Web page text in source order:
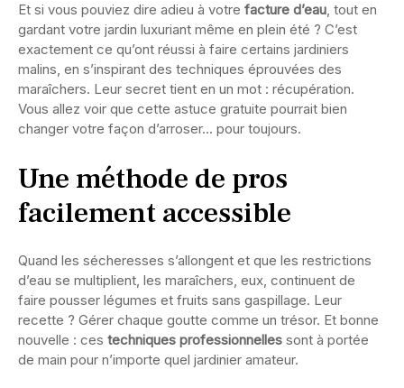
Et si vous pouviez dire adieu à votre facture d’eau, tout en
gardant votre jardin luxuriant même en plein été ? C’est
exactement ce qu’ont réussi à faire certains jardiniers
malins, en s’inspirant des techniques éprouvées des
maraîchers. Leur secret tient en un mot : récupération.
Vous allez voir que cette astuce gratuite pourrait bien
changer votre façon d’arroser… pour toujours.
Une méthode de pros
facilement accessible
Quand les sécheresses s’allongent et que les restrictions
d’eau se multiplient, les maraîchers, eux, continuent de
faire pousser légumes et fruits sans gaspillage. Leur
recette ? Gérer chaque goutte comme un trésor. Et bonne
nouvelle : ces techniques professionnelles sont à portée
de main pour n’importe quel jardinier amateur.